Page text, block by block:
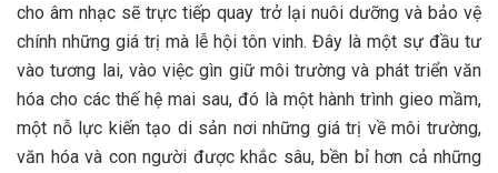
cho âm nhạc sẽ trực tiếp quay trở lại nuôi dưỡng và bảo vệ
chính những giá trị mà lễ hội tôn vinh. Đây là một sự đầu tư
vào tương lai, vào việc gìn giữ môi trường và phát triển văn
hóa cho các thế hệ mai sau, đó là một hành trình gieo mầm,
một nỗ lực kiến tạo di sản nơi những giá trị về môi trường,
văn hóa và con người được khắc sâu, bền bỉ hơn cả những